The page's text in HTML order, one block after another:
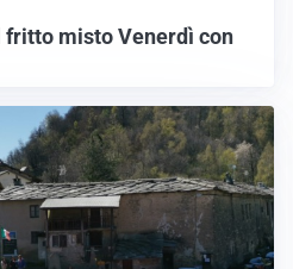
fritto misto Venerdì con